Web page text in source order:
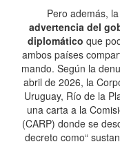
Pero además,
advertencia del
diplomático que
ambos países
mando. Según la
abril de 2026, la
Uruguay, Río de la
una carta a la
(CARP) donde se
decreto como“